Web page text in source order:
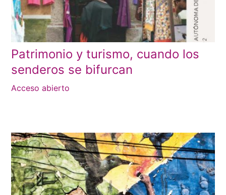
Patrimonio y turismo, cuando los
senderos se bifurcan
Acceso abierto